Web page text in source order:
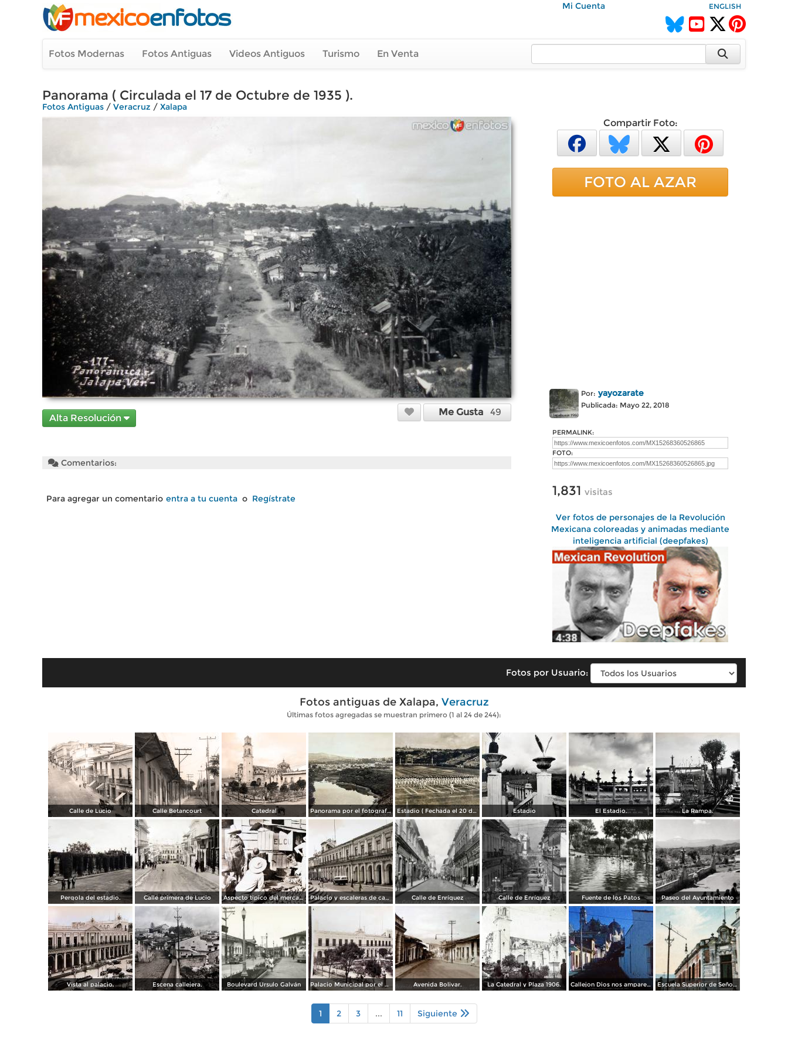
Mi Cuenta ENGLISH
Fotos Modernas Fotos Antiguas Videos Antiguos Turismo En Venta
Panorama ( Circulada el 17 de Octubre de 1935 ).
Fotos Antiguas / Veracruz / Xalapa
Alta Resolución
Me Gusta 49
Comentarios:
Para agregar un comentario entra a tu cuenta o Regístrate
Compartir Foto:
FOTO AL AZAR
Por: yayozarate
Publicada: Mayo 22, 2018
PERMALINK:
FOTO:
1,831 visitas
Ver fotos de personajes de la Revolución
Mexicana coloreadas y animadas mediante
inteligencia artificial (deepfakes)
Fotos por Usuario:
Fotos antiguas de Xalapa, Veracruz
Últimas fotos agregadas se muestran primero (1 al 24 de 244):
Calle de Lucio Calle Betancourt Catedral Panorama por el fotografo R M Mateos. ( Circulada el 27 de Septiembre de 1936 ). Estadio ( Fechada el 20 de Septiembre de 1928 ). Estadio El Estadio. La Rampa.
Pergola del estadio. Calle primera de Lucio Aspecto tipico del mercado ( Circulada el 24 de Junio de 1940 ). Palacio y escaleras de catedral. Calle de Enríquez Calle de Enríquez Fuente de los Patos Paseo del Ayuntamiento
Vista al palacio. Escena callejera. Boulevard Úrsulo Galván Palacio Municipal por el Fotógrafo Abel Briquet. Avenida Bolivar. La Catedral y Plaza 1906. Callejon Dios nos ampare Xalapa Ver. 1963 Escuela Superior de Señoritas
1 2 3 ... 11 Siguiente